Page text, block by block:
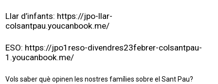
Llar d’infants: https://jpo-llar-
colsantpau.youcanbook.me/
ESO: https://jpo1reso-divendres23febrer-colsantpau-
1.youcanbook.me/
Vols saber què opinen les nostres famílies sobre el Sant Pau?